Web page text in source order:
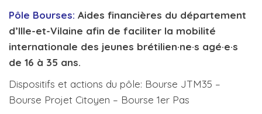
Pôle Bourses: Aides financières du département
d’Ille-et-Vilaine afin de faciliter la mobilité
internationale des jeunes brétilien·ne·s agé·e·s
de 16 à 35 ans.
Dispositifs et actions du pôle: Bourse JTM35 –
Bourse Projet Citoyen – Bourse 1er Pas